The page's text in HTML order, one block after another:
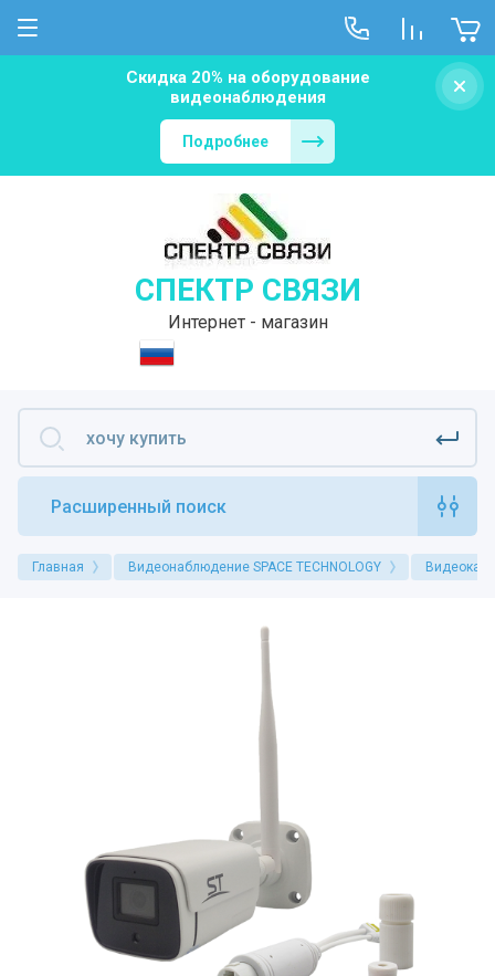
Скидка 20% на оборудование
видеонаблюдения
Подробнее
СПЕКТР СВЯЗИ
Интернет - магазин
Расширенный поиск
Главная Видеонаблюдение SPACE TECHNOLOGY